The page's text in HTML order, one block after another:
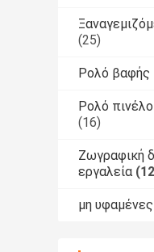
(25)
Ρολό βαφής
Ρολό
(16)
Ζωγραφική
εργαλεία
μη